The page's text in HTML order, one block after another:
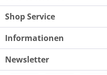
Shop Service
Informationen
Newsletter